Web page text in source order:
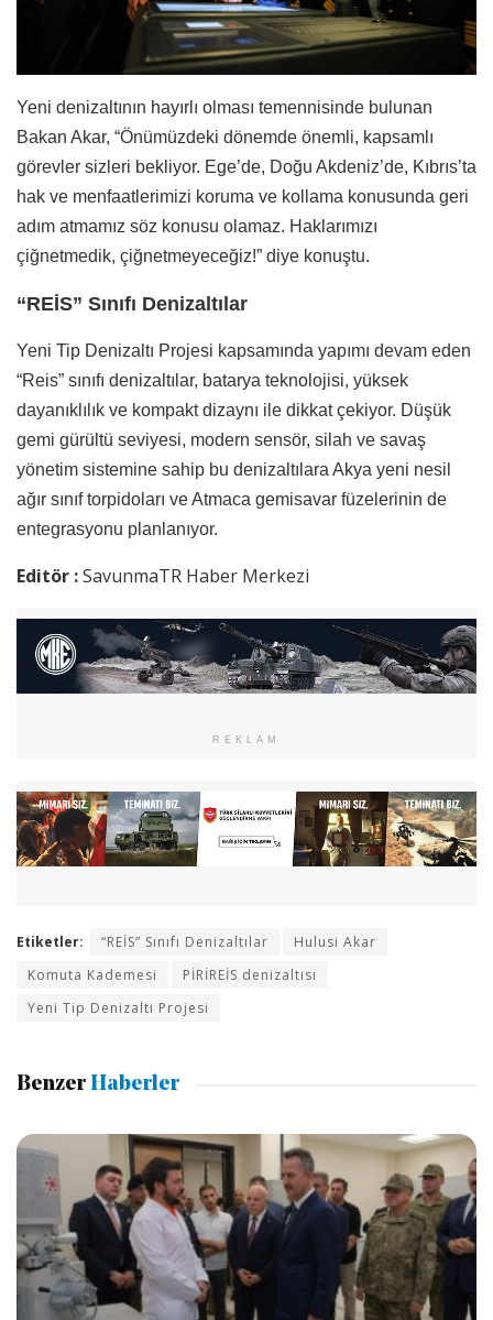
Yeni denizaltının hayırlı olması temennisinde bulunan
Bakan Akar, “Önümüzdeki dönemde önemli, kapsamlı
görevler sizleri bekliyor. Ege’de, Doğu Akdeniz’de, Kıbrıs’ta
hak ve menfaatlerimizi koruma ve kollama konusunda geri
adım atmamız söz konusu olamaz. Haklarımızı
çiğnetmedik, çiğnetmeyeceğiz!” diye konuştu.
“REİS” Sınıfı Denizaltılar
Yeni Tip Denizaltı Projesi kapsamında yapımı devam eden
“Reis” sınıfı denizaltılar, batarya teknolojisi, yüksek
dayanıklılık ve kompakt dizaynı ile dikkat çekiyor. Düşük
gemi gürültü seviyesi, modern sensör, silah ve savaş
yönetim sistemine sahip bu denizaltılara Akya yeni nesil
ağır sınıf torpidoları ve Atmaca gemisavar füzelerinin de
entegrasyonu planlanıyor.
Editör :SavunmaTR Haber Merkezi
REKLAM
Etiketler: “REİS” Sınıfı Denizaltılar
Hulusi Akar
Komuta Kademesi
PİRİREİS denizaltısı
Yeni Tip Denizaltı Projesi
Benzer Haberler